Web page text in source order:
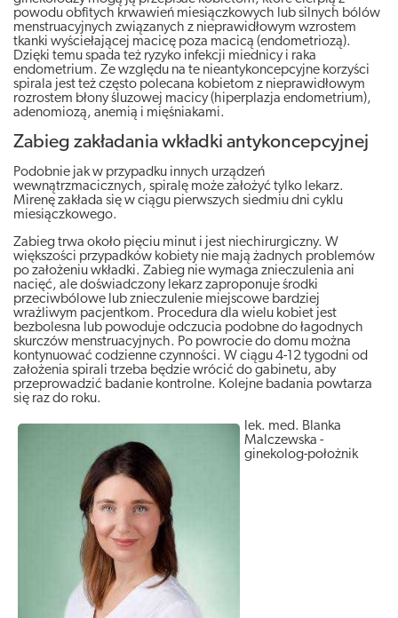
powodu obfitych krwawień miesiączkowych lub silnych bólów
menstruacyjnych związanych z nieprawidłowym wzrostem
tkanki wyściełającej macicę poza macicą (endometriozą).
Dzięki temu spada też ryzyko infekcji miednicy i raka
endometrium. Ze względu na te nieantykoncepcyjne korzyści
spirala jest też często polecana kobietom z nieprawidłowym
rozrostem błony śluzowej macicy (hiperplazja endometrium),
adenomiozą, anemią i mięśniakami.
Zabieg zakładania wkładki antykoncepcyjnej
Podobnie jak w przypadku innych urządzeń
wewnątrzmacicznych, spiralę może założyć tylko lekarz.
Mirenę zakłada się w ciągu pierwszych siedmiu dni cyklu
miesiączkowego.
Zabieg trwa około pięciu minut i jest niechirurgiczny. W
większości przypadków kobiety nie mają żadnych problemów
po założeniu wkładki. Zabieg nie wymaga znieczulenia ani
nacięć, ale doświadczony lekarz zaproponuje środki
przeciwbólowe lub znieczulenie miejscowe bardziej
wrażliwym pacjentkom. Procedura dla wielu kobiet jest
bezbolesna lub powoduje odczucia podobne do łagodnych
skurczów menstruacyjnych. Po powrocie do domu można
kontynuować codzienne czynności. W ciągu 4-12 tygodni od
założenia spirali trzeba będzie wrócić do gabinetu, aby
przeprowadzić badanie kontrolne. Kolejne badania powtarza
się raz do roku.
lek. med. Blanka
Malczewska -
ginekolog-położnik